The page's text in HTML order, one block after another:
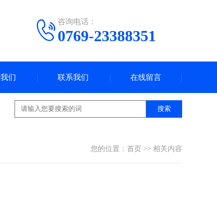
咨询电话：
0769-23388351
们 联系我们 在线留言
搜索
您的位置： 首页 >> 相关内容